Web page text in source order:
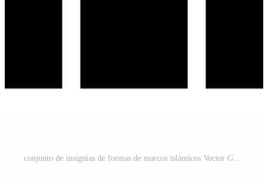
conjunto de insignias de formas de marcos islámicos Vector Gratis y SVG Gratis